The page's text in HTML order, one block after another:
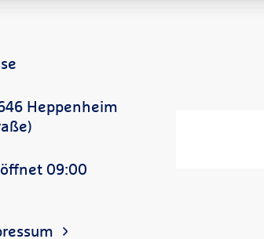
Heppenheim
öffnet 09:00